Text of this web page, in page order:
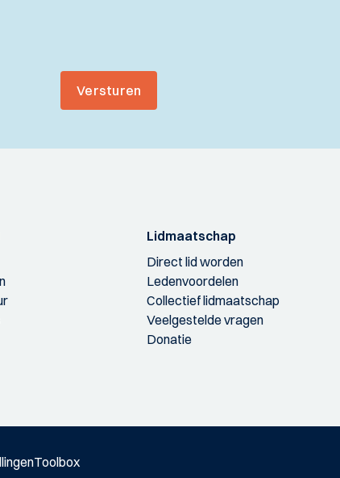
Versturen
Lidmaatschap
Direct lid worden
Ledenvoordelen
Collectief lidmaatschap
Veelgestelde vragen
Donatie
Toolbox